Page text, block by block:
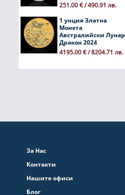
251.00 € / 490.91 лв.
1 унция Златна
Монета
Австралийски Лунар
Дракон 2024
4195.00 € / 8204.71 лв.
За Нас
Контакти
Нашите офиси
Блог